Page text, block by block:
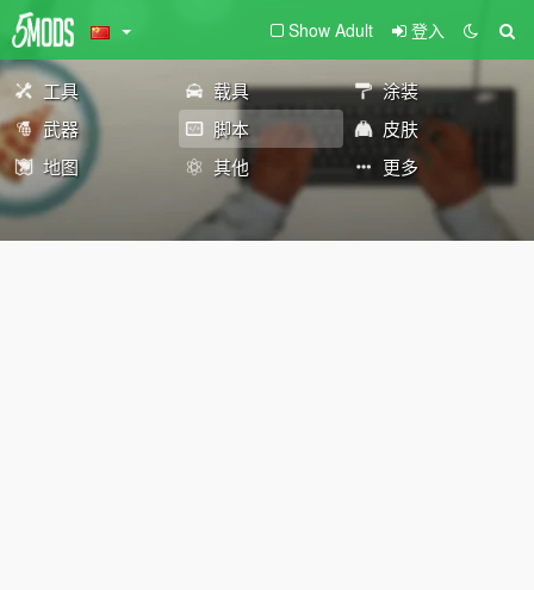
Show Adult 登入
工具 载具
涂装
武器
脚本
皮肤
地图
其他 更多